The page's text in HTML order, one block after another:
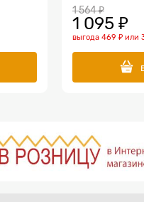
1 564 ₽
1 095 ₽
выгода 469 ₽ или